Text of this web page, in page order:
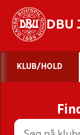
DBU
KLUB/HOLD